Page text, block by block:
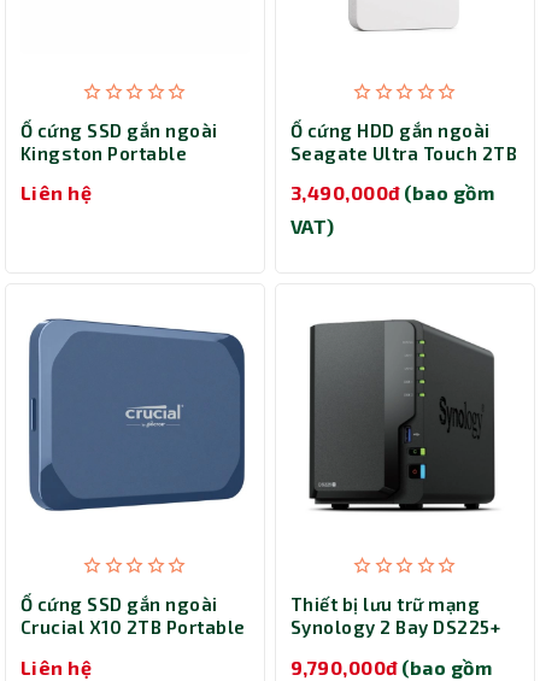
Ổ cứng SSD gắn ngoài
Kingston Portable
SXS2000/4000GA
Liên hệ
Ổ cứng HDD gắn ngoài
Seagate Ultra Touch 2TB
3,490,000đ (bao gồm
VAT)
Ổ cứng SSD gắn ngoài
Crucial X10 2TB Portable
Liên hệ
Thiết bị lưu trữ mạng
Synology 2 Bay DS225+
9,790,000đ (bao gồm